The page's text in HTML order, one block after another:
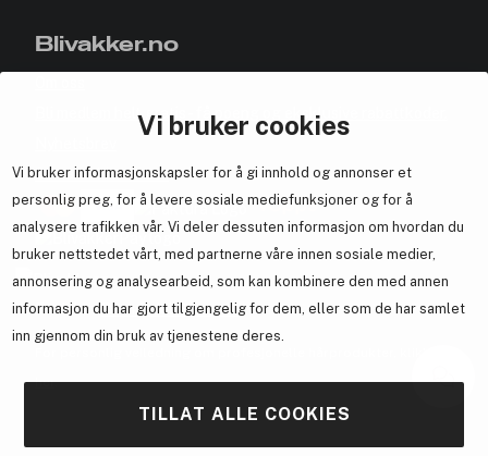
Vi bruker cookies
Vi bruker informasjonskapsler for å gi innhold og annonser et
personlig preg, for å levere sosiale mediefunksjoner og for å
analysere trafikken vår. Vi deler dessuten informasjon om hvordan du
bruker nettstedet vårt, med partnerne våre innen sosiale medier,
annonsering og analysearbeid, som kan kombinere den med annen
informasjon du har gjort tilgjengelig for dem, eller som de har samlet
inn gjennom din bruk av tjenestene deres.
TILLAT ALLE COOKIES
Blivakker.no
Bli medlem helt gratis - få poeng og eksklusive rabattkoder.
Samarbeid med oss
En del avBrandsdal Group AS
her.